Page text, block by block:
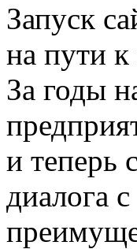
Запуск
на пути к
За годы
и теперь
диалога